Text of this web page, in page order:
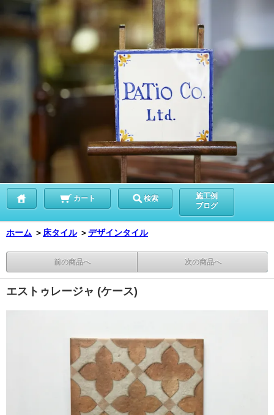
カート 検索
施工例
ブログ
ホーム ＞ 床タイル ＞デザインタイル
前の商品へ 次の商品へ
エストゥレージャ (ケース)